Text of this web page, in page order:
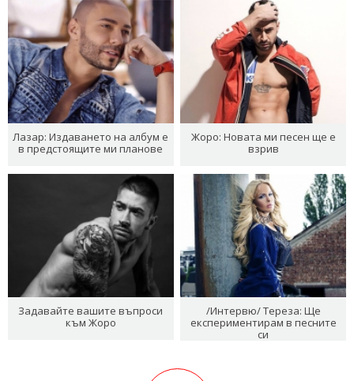
Лазар: Издаването на албум е
в предстоящите ми планове
Жоро: Новата ми песен ще е
взрив
Задавайте вашите въпроси
към Жоро
/Интервю/ Тереза: Ще
експериментирам в песните
си